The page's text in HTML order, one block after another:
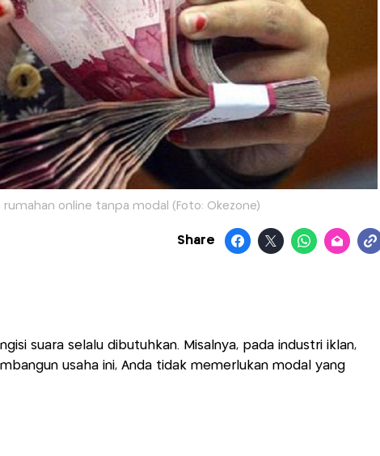
rumahan online tanpa modal (Foto: Okezone)
Share
suara selalu dibutuhkan. Misalnya, pada industri iklan,
usaha ini, Anda tidak memerlukan modal yang